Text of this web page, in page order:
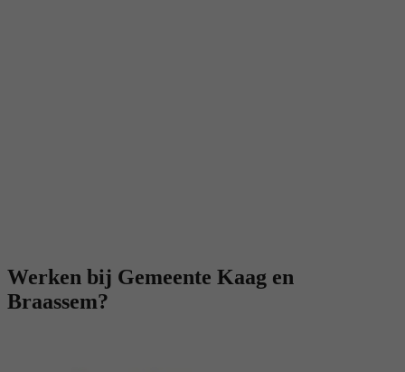
Werken bij Gemeente Kaag en
Braassem?